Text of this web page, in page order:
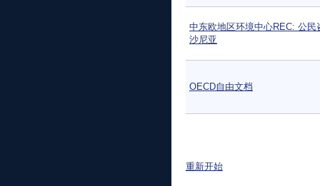
中东欧地区环境中心REC: 公民
沙尼亚
OECD自由文档
重新开始